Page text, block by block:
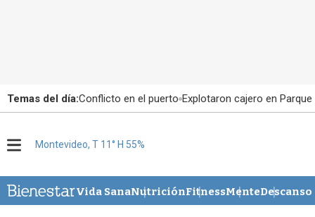
Temas del día:Conflicto en el puerto Explotaron cajero en
u
Montevideo, T 11° H 55%
Vida SanaNutriciónFitnessMenteDescanso